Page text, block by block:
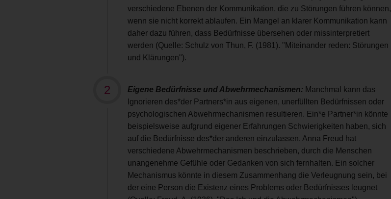
verschiedene Ebenen der Kommunikation, die zu Störungen führen können,
wenn sie nicht korrekt ablaufen. Ein Mangel an klarer Kommunikation kann
daher dazu führen, dass Bedürfnisse übersehen oder missinterpretiert
werden (Quelle: Schulz von Thun, F. (1981). "Miteinander reden: Störungen
und Klärungen").
Eigene Bedürfnisse und Abwehrmechanismen: Manchmal kann das
Ignorieren des*der Partners*in aus eigenen, unerfüllten Bedürfnissen oder
psychologischen Abwehrmechanismen resultieren. Ein*e Partner*in könnte
beispielsweise aufgrund eigener Erfahrungen Schwierigkeiten haben, sich
auf die Bedürfnisse des*der anderen einzulassen. Anna Freud hat
verschiedene Abwehrmechanismen beschrieben, durch die Menschen
unangenehme Gefühle oder Gedanken von sich fernhalten. Ein solcher
Mechanismus könnte in diesem Zusammenhang die Verleugnung sein, bei
der eine Person die Existenz eines Problems oder Bedürfnisses leugnet